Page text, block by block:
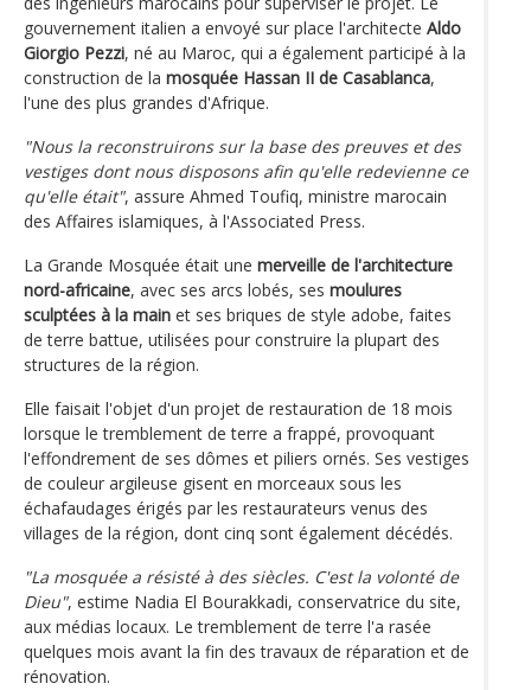
gouvernement italien a envoyé sur place l'architecte Aldo
Giorgio Pezzi, né au Maroc, qui a également participé à la
construction de la mosquée Hassan II de Casablanca,
l'une des plus grandes d'Afrique.
"Nous la reconstruirons sur la base des preuves et des
vestiges dont nous disposons afin qu'elle redevienne ce
qu'elle était", assure Ahmed Toufiq, ministre marocain
des Affaires islamiques, à l'Associated Press.
La Grande Mosquée était une merveille de l'architecture
nord-africaine, avec ses arcs lobés, ses moulures
sculptées à la main et ses briques de style adobe, faites
de terre battue, utilisées pour construire la plupart des
structures de la région.
Elle faisait l'objet d'un projet de restauration de 18 mois
lorsque le tremblement de terre a frappé, provoquant
l'effondrement de ses dômes et piliers ornés. Ses vestiges
de couleur argileuse gisent en morceaux sous les
échafaudages érigés par les restaurateurs venus des
villages de la région, dont cinq sont également décédés.
"La mosquée a résisté à des siècles. C'est la volonté de
Dieu", estime Nadia El Bourakkadi, conservatrice du site,
aux médias locaux. Le tremblement de terre l'a rasée
quelques mois avant la fin des travaux de réparation et de
rénovation.